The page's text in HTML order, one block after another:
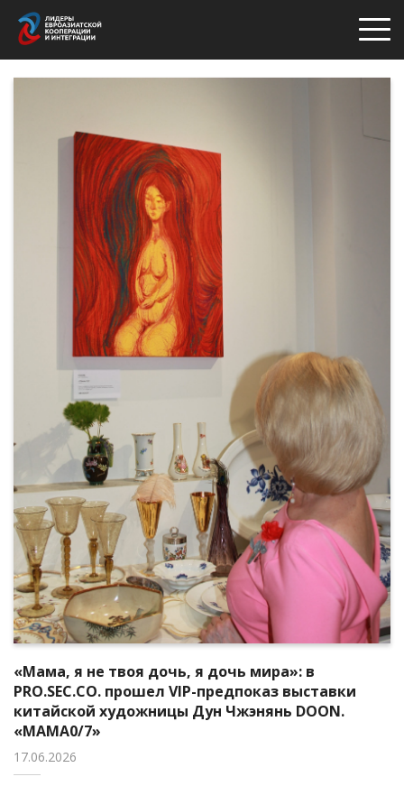
«Мама, я не твоя дочь, я дочь мира»: в
PRO.SEC.CO. прошел VIP-предпоказ выставки
китайской художницы Дун Чжэнянь DOON.
«MAMA0/7»
17.06.2026